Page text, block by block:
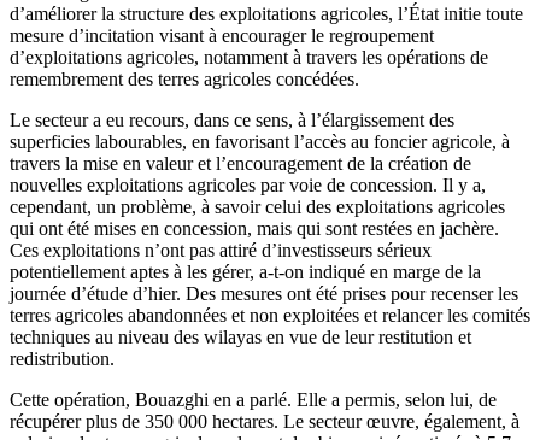
d’améliorer la structure des exploitations agricoles, l’État initie toute
mesure d’incitation visant à encourager le regroupement
d’exploitations agricoles, notamment à travers les opérations de
remembrement des terres agricoles concédées.
Le secteur a eu recours, dans ce sens, à l’élargissement des
superficies labourables, en favorisant l’accès au foncier agricole, à
travers la mise en valeur et l’encouragement de la création de
nouvelles exploitations agricoles par voie de concession. Il y a,
cependant, un problème, à savoir celui des exploitations agricoles
qui ont été mises en concession, mais qui sont restées en jachère.
Ces exploitations n’ont pas attiré d’investisseurs sérieux
potentiellement aptes à les gérer, a-t-on indiqué en marge de la
journée d’étude d’hier. Des mesures ont été prises pour recenser les
terres agricoles abandonnées et non exploitées et relancer les comités
techniques au niveau des wilayas en vue de leur restitution et
redistribution.
Cette opération, Bouazghi en a parlé. Elle a permis, selon lui, de
récupérer plus de 350 000 hectares. Le secteur œuvre, également, à